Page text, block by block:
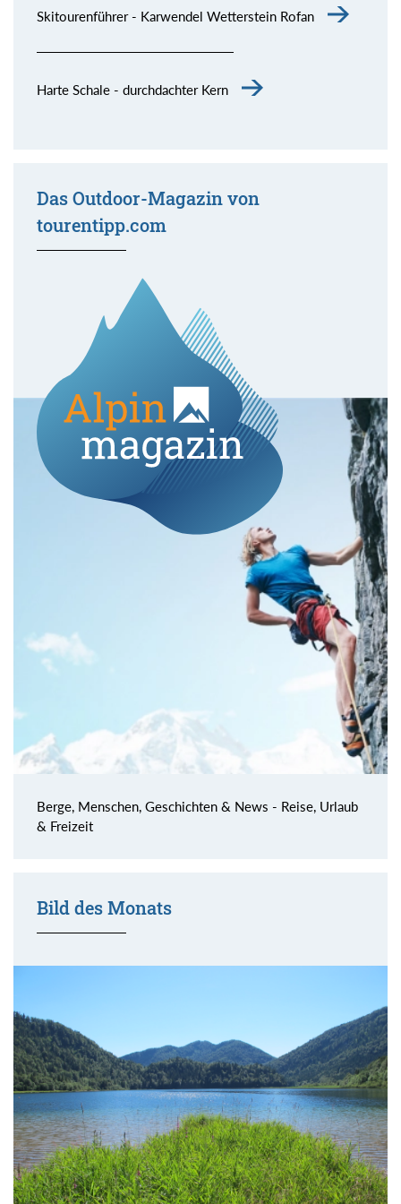
Skitourenführer - Karwendel Wetterstein Rofan
Harte Schale - durchdachter Kern
Das Outdoor-Magazin von
tourentipp.com
Berge, Menschen, Geschichten & News - Reise, Urlaub
& Freizeit
Bild des Monats